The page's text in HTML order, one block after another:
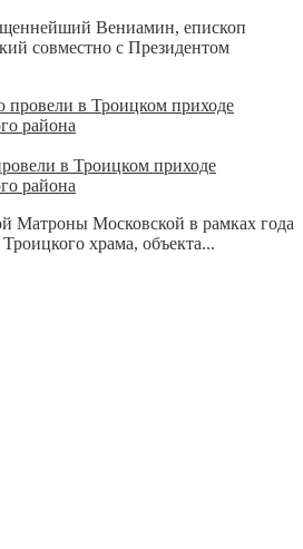
Вениамин, епископ
совместно с Президентом
в Троицком приходе
района
Матроны Московской в рамках года
храма, объекта...